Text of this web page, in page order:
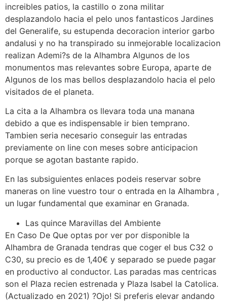
increibles patios, la castillo o zona militar
desplazandolo hacia el pelo unos fantasticos Jardines
del Generalife, su estupenda decoracion interior garbo
andalusi y no ha transpirado su inmejorable localizacion
realizan Ademi?s de la Alhambra Algunos de los
monumentos mas relevantes sobre Europa, aparte de
Algunos de los mas bellos desplazandolo hacia el pelo
visitados de el planeta.
La cita a la Alhambra os llevara toda una manana
debido a que es indispensable ir bien temprano.
Tambien seri­a necesario conseguir las entradas
previamente on line con meses sobre anticipacion
porque se agotan bastante rapido.
En las subsiguientes enlaces podeis reservar sobre
maneras on line vuestro tour o entrada en la Alhambra ,
un lugar fundamental que examinar en Granada.
Las quince Maravillas del Ambiente
En Caso De Que optas por ver por disponible la
Alhambra de Granada tendras que coger el bus C32 o
C30, su precio es de 1,40€ y separado se puede pagar
en productivo al conductor. Las paradas mas centricas
son el Plaza recien estrenada y Plaza Isabel la Catolica.
(Actualizado en 2021) ?Ojo! Si preferis elevar andando